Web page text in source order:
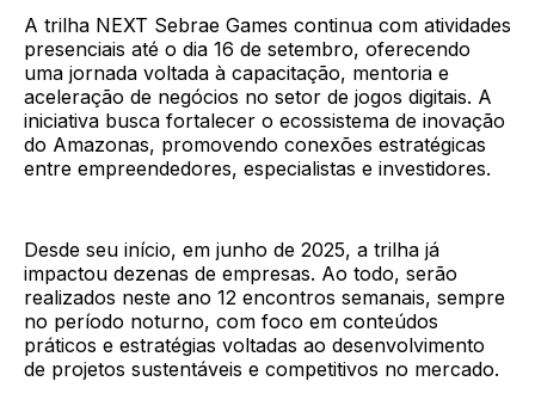
A trilha NEXT Sebrae Games continua com atividades
presenciais até o dia 16 de setembro, oferecendo
uma jornada voltada à capacitação, mentoria e
aceleração de negócios no setor de jogos digitais. A
iniciativa busca fortalecer o ecossistema de inovação
do Amazonas, promovendo conexões estratégicas
entre empreendedores, especialistas e investidores.
Desde seu início, em junho de 2025, a trilha já
impactou dezenas de empresas. Ao todo, serão
realizados neste ano 12 encontros semanais, sempre
no período noturno, com foco em conteúdos
práticos e estratégias voltadas ao desenvolvimento
de projetos sustentáveis e competitivos no mercado.